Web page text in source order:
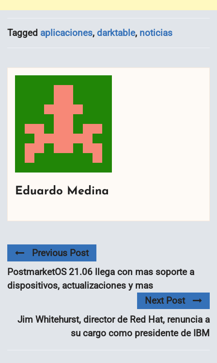
Tagged aplicaciones, darktable, noticias
Eduardo Medina
Previous Post
PostmarketOS 21.06 llega con mas soporte a
dispositivos, actualizaciones y mas
Next Post
Jim Whitehurst, director de Red Hat, renuncia a
su cargo como presidente de IBM